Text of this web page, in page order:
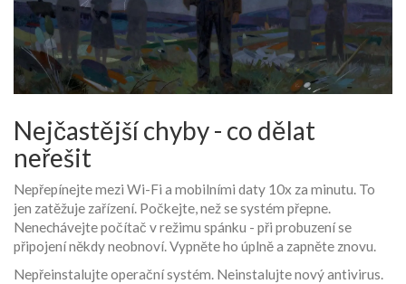
Nejčastější chyby - co dělat
neřešit
Nepřepínejte mezi Wi-Fi a mobilními daty 10x za minutu. To
jen zatěžuje zařízení. Počkejte, než se systém přepne.
Nenechávejte počítač v režimu spánku - při probuzení se
připojení někdy neobnoví. Vypněte ho úplně a zapněte znovu.
Nepřeinstalujte operační systém. Neinstalujte nový antivirus.